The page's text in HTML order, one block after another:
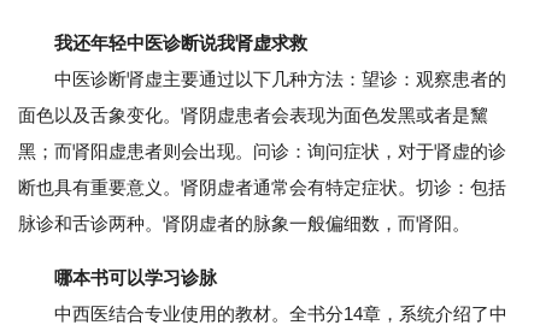
我还年轻中医诊断说我肾虚求救
中医诊断肾虚主要通过以下几种方法：望诊：观察患者的
面色以及舌象变化。肾阴虚患者会表现为面色发黑或者是黧
黑；而肾阳虚患者则会出现。问诊：询问症状，对于肾虚的诊
断也具有重要意义。肾阴虚者通常会有特定症状。切诊：包括
脉诊和舌诊两种。肾阴虚者的脉象一般偏细数，而肾阳。
哪本书可以学习诊脉
中西医结合专业使用的教材。全书分14章，系统介绍了中